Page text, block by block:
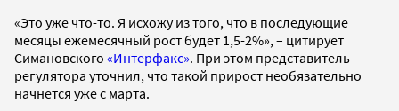
«Это уже что-то. Я исхожу из того, что в последующие
месяцы ежемесячный рост будет 1,5-2%», – цитирует
Симановского «Интерфакс». При этом представитель
регулятора уточнил, что такой прирост необязательно
начнется уже с марта.